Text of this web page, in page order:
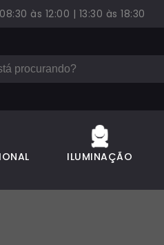
às 12:00 | 13:30 às 18:30
ILUMINAÇÃO